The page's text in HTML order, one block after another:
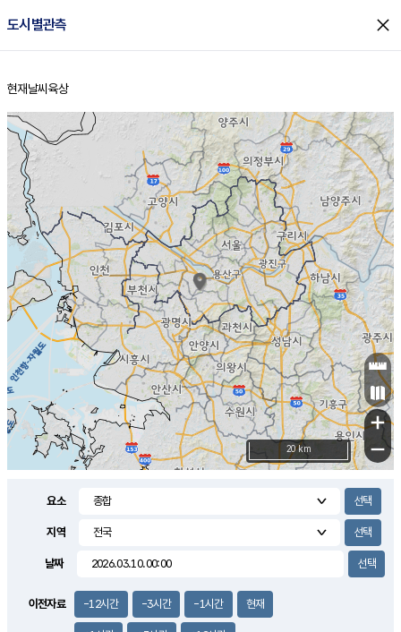
도시별관측 close
홈
현재날씨 육상
+
−
20 km
요소
지역
날짜
이전자료 -12시간 -3시간 -1시간 현재